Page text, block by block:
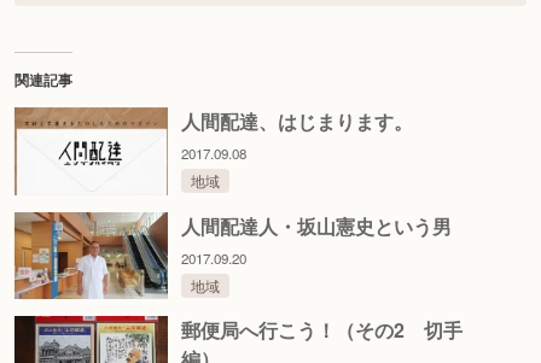
関連記事
人間配達、はじまります。
2017.09.08
地域
人間配達人・坂山憲史という男
2017.09.20
地域
郵便局へ行こう！（その2 切手